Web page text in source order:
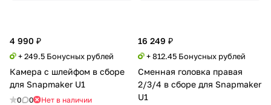
4 990 ₽
+ 249.5 Бонусных рублей
Камера с шлейфом в сборе
для Snapmaker U1
0 0 Нет в наличии
16 249 ₽
+ 812.45 Бонусных рублей
Сменная головка правая
2/3/4 в сборе для Snapmaker
U1